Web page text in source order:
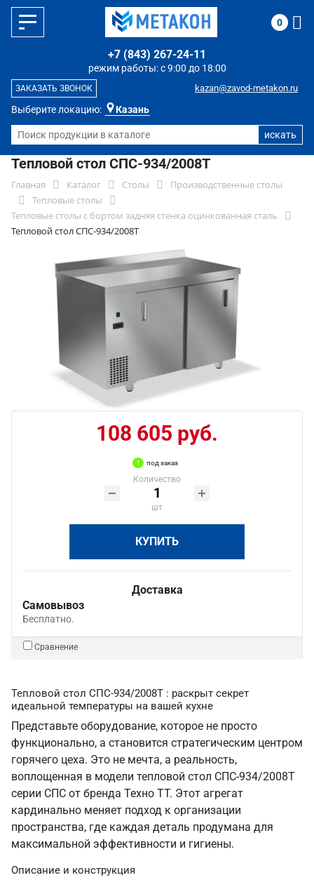
Выберите локацию: Казань
режим работы: с 9:00 до 18:00
+7 (843) 267-24-11
kazan@zavod-metakon.ru
ЗАКАЗАТЬ ЗВОНОК
0
Тепловой стол СПС-934/2008Т
Главная Каталог Столы
Производственные столы
Тепловые столы
Тепловые столы с бортом задняя стенка оцинкованная сталь
Тепловой стол СПС-934/2008Т
108 605 руб.
под заказ
Количество
шт
КУПИТЬ
Доставка
Самовывоз
Бесплатно.
Сравнение
Тепловой стол СПС-934/2008Т : раскрыт секрет
идеальной температуры на вашей кухне
Представьте оборудование, которое не просто
функционально, а становится стратегическим центром
горячего цеха. Это не мечта, а реальность,
воплощенная в модели тепловой стол СПС-934/2008Т
серии СПС от бренда Техно ТТ. Этот агрегат
кардинально меняет подход к организации
пространства, где каждая деталь продумана для
максимальной эффективности и гигиены.
Описание и конструкция